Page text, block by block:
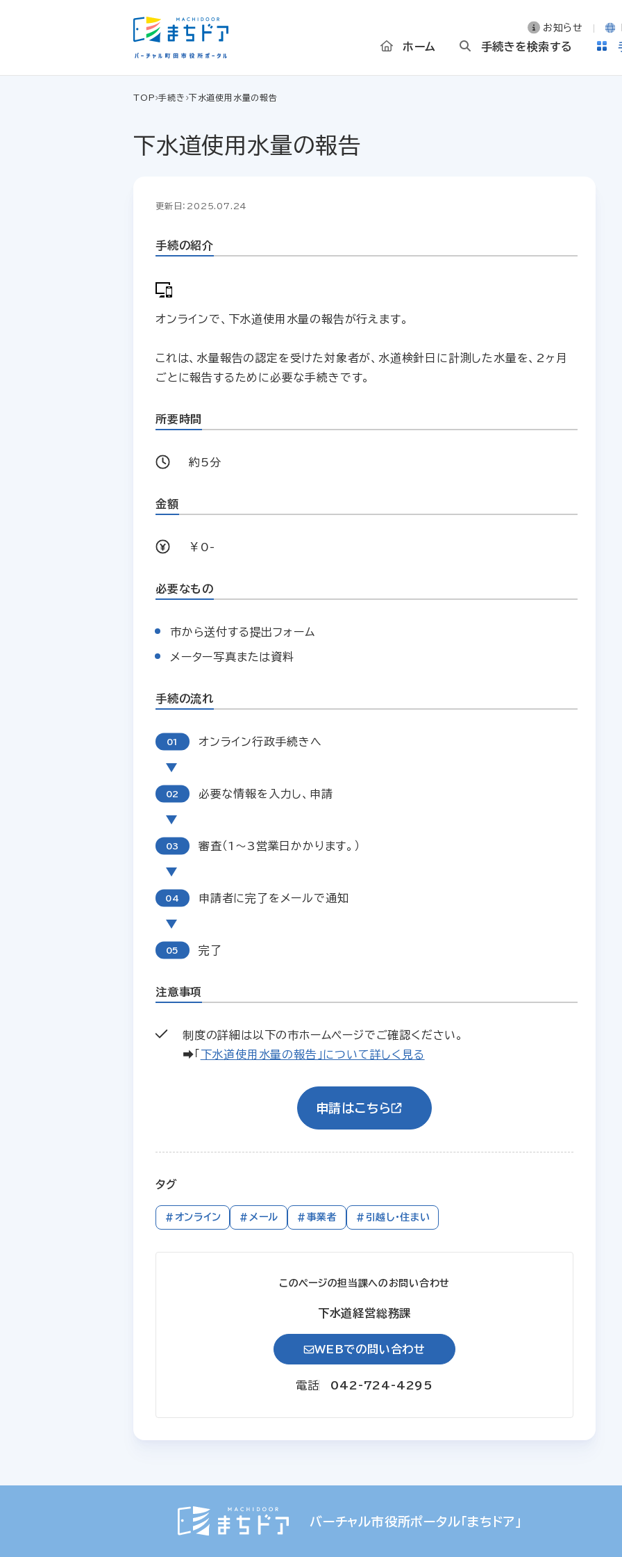
お知らせ
ホーム 手続きを検索する
TOP 手続き 下水道使用水量の報告
下水道使用水量の報告
更新日：2025.07.24
手続の紹介
オンラインで、下水道使用水量の報告が行えます。
これは、水量報告の認定を受けた対象者が、水道検針日に計測した水量を、2ヶ月
ごとに報告するために必要な手続きです。
所要時間
約5分
金額
￥0-
必要なもの
市から送付する提出フォーム
メーター写真または資料
手続の流れ
オンライン行政手続きへ
必要な情報を入力し、申請
審査（1～3営業日かかります。）
申請者に完了をメールで通知
完了
注意事項
制度の詳細は以下の市ホームページでご確認ください。
➡「 下水道使用水量の報告」について詳しく見る
申請はこちら
タグ
#オンライン #メール #事業者 #引越し・住まい
このページの担当課へのお問い合わせ
下水道経営総務課
WEBでの問い合わせ
電話 042-724-4295
バーチャル市役所ポータル「まちドア」